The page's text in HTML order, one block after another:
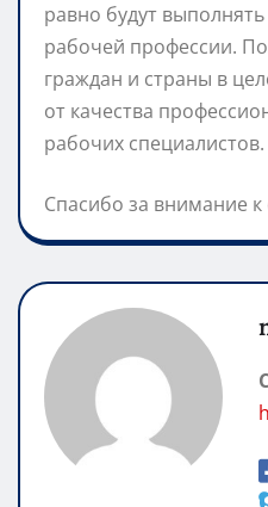
равно будут
рабочей профессии.
граждан и страны в
от качества
рабочих специалистов.
Спасибо за внимание к